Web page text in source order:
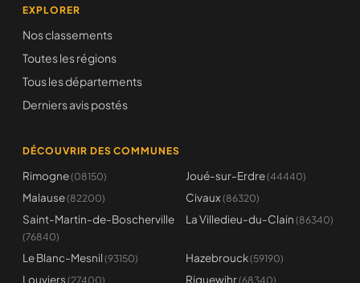
EXPLORER
Nos classements
Toutes les régions
Tous les départements
Derniers avis postés
DÉCOUVRIR DES COMMUNES
Rimogne(08150) Joué-sur-Erdre(44440)
Malause(82200) Civaux (86320)
Saint-Martin-de-Boscherville
(76840)
La Villedieu-du-Clain (86340)
Le Blanc-Mesnil (93150) Hazebrouck(59190)
Louviers (27400) Riquewihr(68340)